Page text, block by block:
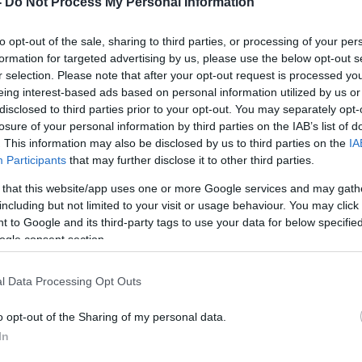
opt-out of the sale, sharing to third parties, or processing of your
for targeted advertising by us, please use the below opt-out
selection. Please note that after your opt-out request is processed
interest-based ads based on personal information utilized by us
to third parties prior to your opt-out. You may separately
of your personal information by third parties on the IAB’s list of
This information may also be disclosed by us to third parties on the
Participants that may further disclose it to other third parties.
that this website/app uses one or more Google services and may
but not limited to your visit or usage behaviour. You may
to Google and its third-party tags to use your data for below
consent section.
Data Processing Opt Outs
opt-out of the Sharing of my personal data.
στις
των
Δείτε